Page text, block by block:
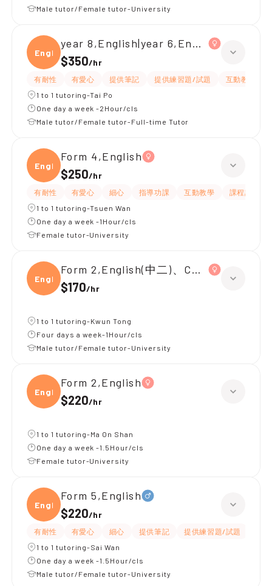
Male tutor/Female tutor-University
Engli
year 8,English|year 6,English
$350/hr
有耐性 有愛心 提供筆記 提供練習題/試題 互動教學
1 to 1 tutoring-Tai Po
One day a week -2Hour/cls
Male tutor/Female tutor-Full-time Tutor
Engli
Form 4,English
$250/hr
有耐性 有愛心 細心 指導功課 互動教學
課程設計
1 to 1 tutoring-Tsuen Wan
One day a week -1Hour/cls
Female tutor-University
Engli
Form 2,English(中二)、Chinese(中二)
$170/hr
1 to 1 tutoring-Kwun Tong
Four days a week-1Hour/cls
Male tutor/Female tutor-University
Engli
Form 2,English
$220/hr
1 to 1 tutoring-Ma On Shan
One day a week -1.5Hour/cls
Female tutor-University
Engli
Form 5,English
$220/hr
有耐性 有愛心 細心 提供筆記 提供練習題/試題
1 to 1 tutoring-Sai Wan
One day a week -1.5Hour/cls
Male tutor/Female tutor-University